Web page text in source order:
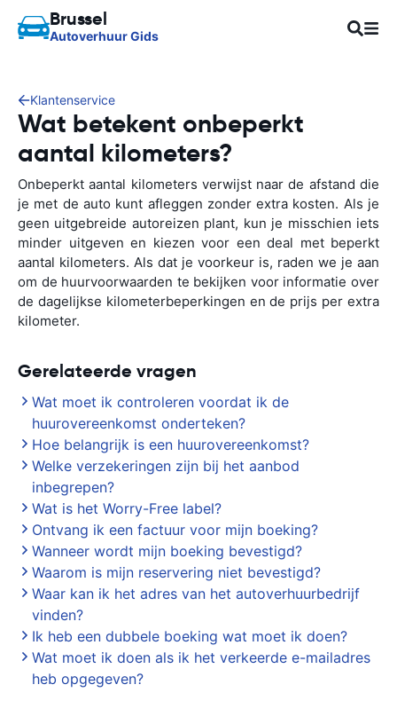
Brussel
Autoverhuur Gids
Klantenservice
Wat betekent onbeperkt
aantal kilometers?
Onbeperkt aantal kilometers verwijst naar de afstand die
je met de auto kunt afleggen zonder extra kosten. Als je
geen uitgebreide autoreizen plant, kun je misschien iets
minder uitgeven en kiezen voor een deal met beperkt
aantal kilometers. Als dat je voorkeur is, raden we je aan
om de huurvoorwaarden te bekijken voor informatie over
de dagelijkse kilometerbeperkingen en de prijs per extra
kilometer.
Gerelateerde vragen
Wat moet ik controleren voordat ik de
huurovereenkomst onderteken?
Hoe belangrijk is een huurovereenkomst?
Welke verzekeringen zijn bij het aanbod
inbegrepen?
Wat is het Worry-Free label?
Ontvang ik een factuur voor mijn boeking?
Wanneer wordt mijn boeking bevestigd?
Waarom is mijn reservering niet bevestigd?
Waar kan ik het adres van het autoverhuurbedrijf
vinden?
Ik heb een dubbele boeking wat moet ik doen?
Wat moet ik doen als ik het verkeerde e-mailadres
heb opgegeven?